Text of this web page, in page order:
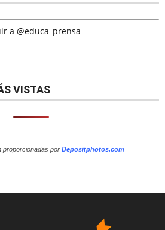
a @educa_prensa
VISTAS
proporcionadas por Depositphotos.com